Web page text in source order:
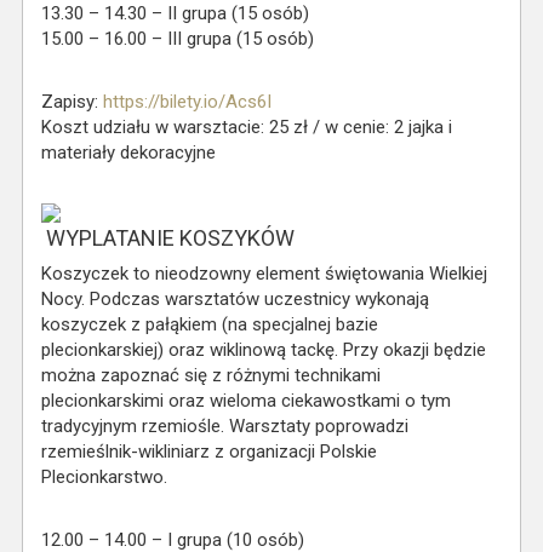
13.30 – 14.30 – II grupa (15 osób)
15.00 – 16.00 – III grupa (15 osób)
Zapisy: https://bilety.io/Acs6I
Koszt udziału w warsztacie: 25 zł / w cenie: 2 jajka i
materiały dekoracyjne
WYPLATANIE KOSZYKÓW
Koszyczek to nieodzowny element świętowania Wielkiej
Nocy. Podczas warsztatów uczestnicy wykonają
koszyczek z pałąkiem (na specjalnej bazie
plecionkarskiej) oraz wiklinową tackę. Przy okazji będzie
można zapoznać się z różnymi technikami
plecionkarskimi oraz wieloma ciekawostkami o tym
tradycyjnym rzemiośle. Warsztaty poprowadzi
rzemieślnik-wikliniarz z organizacji Polskie
Plecionkarstwo.
12.00 – 14.00 – I grupa (10 osób)